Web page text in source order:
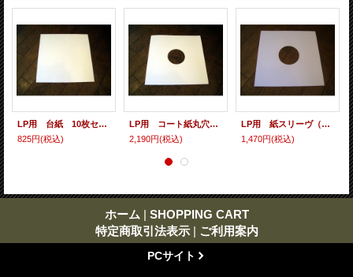
LP用 台紙 10枚セット
825円(税込)
LP用 コート紙丸穴ジャケ 10枚セット
2,190円(税込)
LP用 紙スリーヴ（レギュラー 四角の角） 10枚セット
1,470円(税込)
ホーム | SHOPPING CART
特定商取引法表示 | ご利用案内
PCサイト